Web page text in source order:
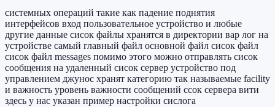
системных операций такие как падение поднятия
интерфейсов вход пользовательное устройство и любые
другие данные сисок файлы хранятся в директории вар лог на
устройстве самый главный файл основной файл сисок файл
сисок файл messages помимо этого можно отправлять сисок
сообщения на удаленный сисок сервер устройство под
управлением джунос хранят категорию так называемые facility
и важность уровень важности сообщений ссок сервера вити
здесь у нас указан пример настройки сислога